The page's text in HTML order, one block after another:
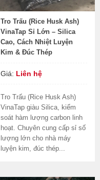
Tro Trấu (Rice Husk Ash)
VinaTap Sỉ Lớn – Silica
Cao, Cách Nhiệt Luyện
Kim & Đúc Thép
Giá: Liên hệ
Tro Trấu (Rice Husk Ash)
VinaTap giàu Silica, kiểm
soát hàm lượng carbon linh
hoạt. Chuyên cung cấp sỉ số
lượng lớn cho nhà máy
luyện kim, đúc thép...